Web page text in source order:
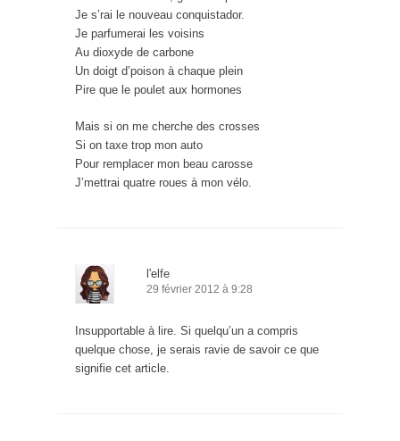
Je s’rai le nouveau conquistador.
Je parfumerai les voisins
Au dioxyde de carbone
Un doigt d’poison à chaque plein
Pire que le poulet aux hormones
Mais si on me cherche des crosses
Si on taxe trop mon auto
Pour remplacer mon beau carosse
J’mettrai quatre roues à mon vélo.
l'elfe
29 février 2012 à 9:28
Insupportable à lire. Si quelqu’un a compris
quelque chose, je serais ravie de savoir ce que
signifie cet article.